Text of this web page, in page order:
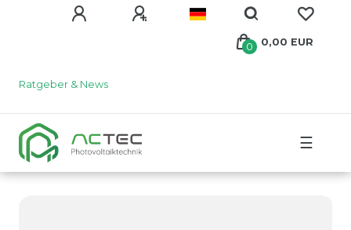
Ratgeber & News
0 0,00 EUR
☰